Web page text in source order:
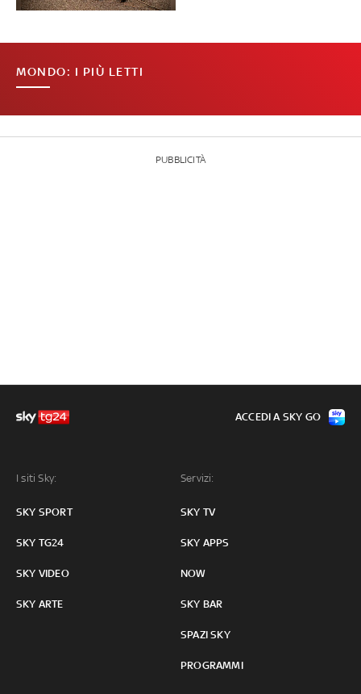
MONDO: I PIÙ LETTI
PUBBLICITÀ
I siti Sky:
SKY SPORT
SKY TG24
SKY VIDEO
SKY ARTE
Servizi:
SKY TV
SKY APPS
NOW
SKY BAR
SPAZI SKY
PROGRAMMI
ACCEDI A SKY GO